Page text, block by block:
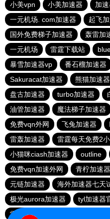
小美vpn
小美加速器
加
一元机场. com加速器
起飞
国外免费梯子加速器
轰雷加
一元机场
雷霆下载站
暴雪加速器vp
番石榴加速器
Sakuracat加速器
熊猫加速器
盘古加速器
turbo加速器
油管加速器
魔法梯子加速器
免费vqn外网
飞兔加速器
雷轰加速器
雷霆每天免费2
小猫咪ciash加速器
outline
免费vqn加速外网
青柠加速器
元链加速器
海外加速器七天
极光aurora加速器
tyl加速器
雷霆加速免费永久